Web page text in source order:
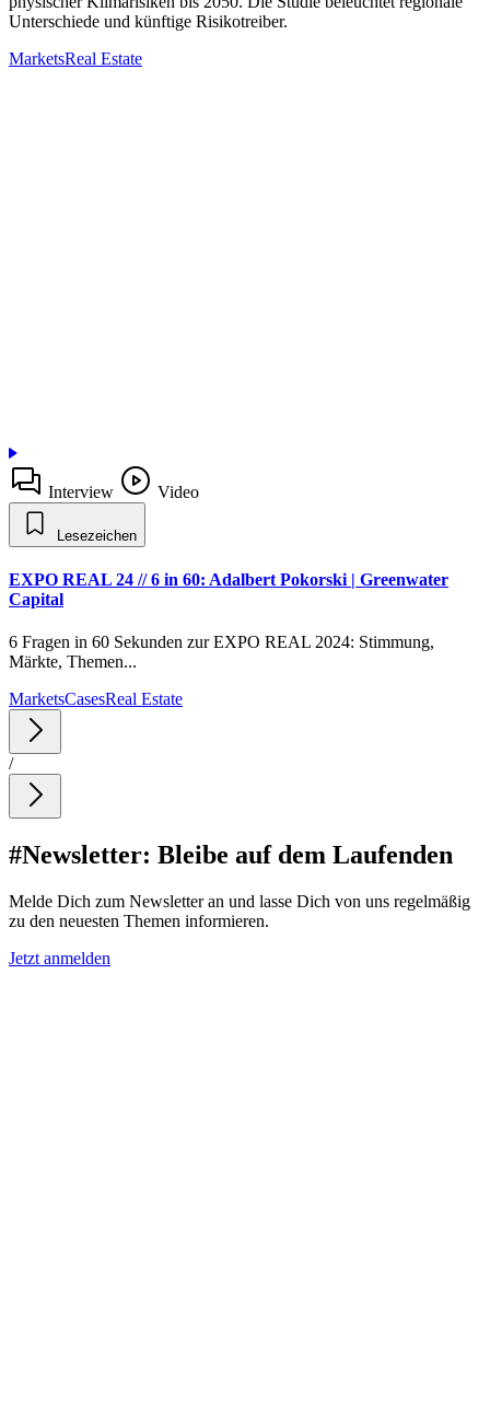
Unterschiede und künftige Risikotreiber.
MarketsReal Estate
Interview Video
Lesezeichen
EXPO REAL 24 // 6 in 60: Adalbert Pokorski | Greenwater
Capital
6 Fragen in 60 Sekunden zur EXPO REAL 2024: Stimmung,
Märkte, Themen...
MarketsCasesReal Estate
/
#Newsletter: Bleibe auf dem Laufenden
Melde Dich zum Newsletter an und lasse Dich von uns regelmäßig
zu den neuesten Themen informieren.
Jetzt anmelden